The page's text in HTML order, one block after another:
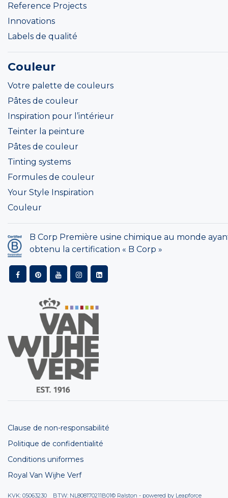
Reference Projects
Innovations
Labels de qualité
Couleur
Votre palette de couleurs
Pâtes de couleur
Inspiration pour l’intérieur
Teinter la peinture
Pâtes de couleur
Tinting systems
Formules de couleur
Your Style Inspiration
Couleur
B Corp Première usine chimique au monde
obtenu la certification « B Corp »
Clause de non-responsabilité
Politique de confidentialité
Conditions uniformes
Royal Van Wijhe Verf
KVK: 05063230 BTW: NL808170211B01© Ralston - powered by Leapforce